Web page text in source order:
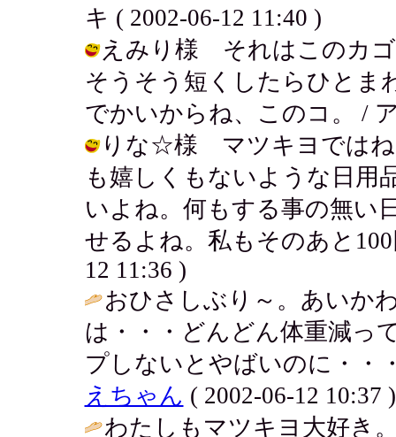
キ ( 2002-06-12 11:40 )
えみり様 それはこのカ
そうそう短くしたらひとま
でかいからね、このコ。 /
りな☆様 マツキヨではね
も嬉しくもないような日用
いよね。何もする事の無い
せるよね。私もそのあと
12 11:36 )
おひさしぶり～。あいか
は・・・どんどん体重減っ
プしないとやばいのに・・
えちゃん ( 2002-06-12 10:37 )
わたしもマツキヨ大好き